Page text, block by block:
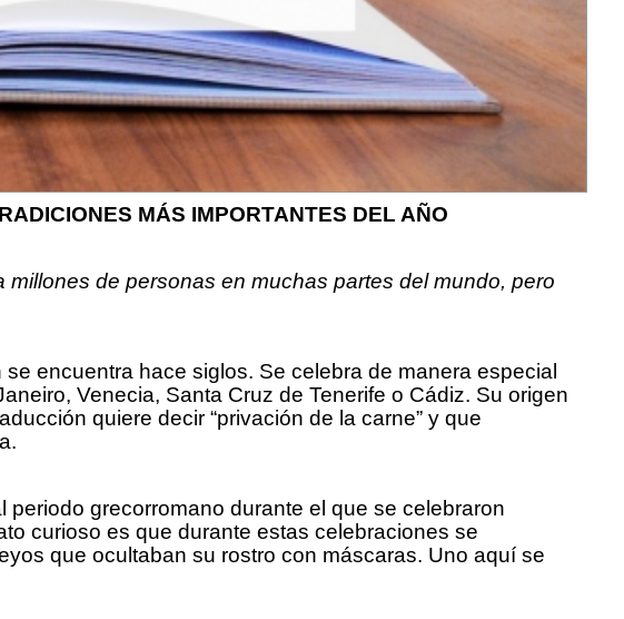
MÁS IMPORTANTES DEL AÑO
de personas en muchas partes del mundo, pero
encuentra hace siglos. Se celebra de manera especial
Venecia, Santa Cruz de Tenerife o Cádiz. Su origen
quiere decir “privación de la carne” y que
grecorromano durante el que se celebraron
curioso es que durante estas celebraciones se
que ocultaban su rostro con máscaras. Uno aquí se